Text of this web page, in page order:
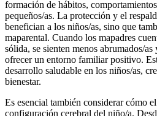
formación de hábitos,
pequeños/as. La protección y el
benefician a los niños/as, sino que
maparental. Cuando los mapadres
sólida, se sienten menos abrumados/as
ofrecer un entorno familiar positivo.
desarrollo saludable en los niños/as,
bienestar.
Es esencial también considerar cómo
configuración cerebral del niño/a.